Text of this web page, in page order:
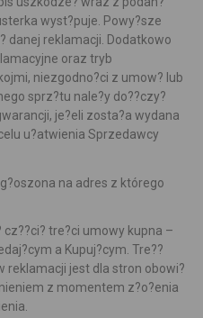
wyst?puje. Powy?sze
danej reklamacji. Dodatkowo
oraz tryb
niezgodno?ci z umow? lub
sprz?tu nale?y do??czy?
je?eli zosta?a wydana
u?atwienia Sprzedawcy
na adres z którego
tre?ci umowy kupna –
a Kupuj?cym. Tre??
reklamacji jest dla stron obowi?
z momentem z?o?enia